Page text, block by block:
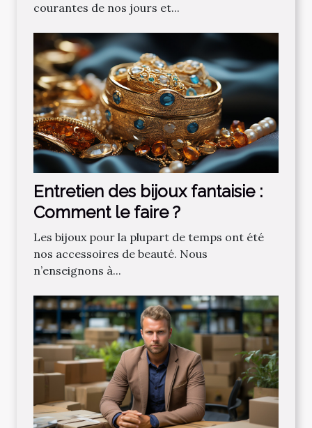
‌courantes‌ ‌de‌ ‌nos‌ ‌jours‌ ‌et‌...
Entretien des bijoux fantaisie :
Comment le faire ?
Les bijoux pour la plupart de temps ont été
nos accessoires de beauté. Nous
n’enseignons à...